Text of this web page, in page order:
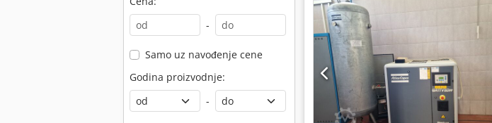
-
Samo uz navođenje cene
Godina proizvodnje:
-